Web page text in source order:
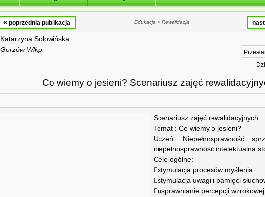
« poprzednia publikacja Edukacja » Rewalidacja
Katarzyna Sołowińska
Gorzów Wlkp.
Co wiemy o jesieni? Scenariusz zajęć
Scenariusz zajęć rewalidacyjnych
Temat : Co wiemy o jesieni?
Uczeń: Niepełnosprawność
niepełnosprawność intelektualna
Cele ogólne:
stymulacja procesów myślenia
stymulacja uwagi i pamięci
usprawnianie percepcji wzrokowej